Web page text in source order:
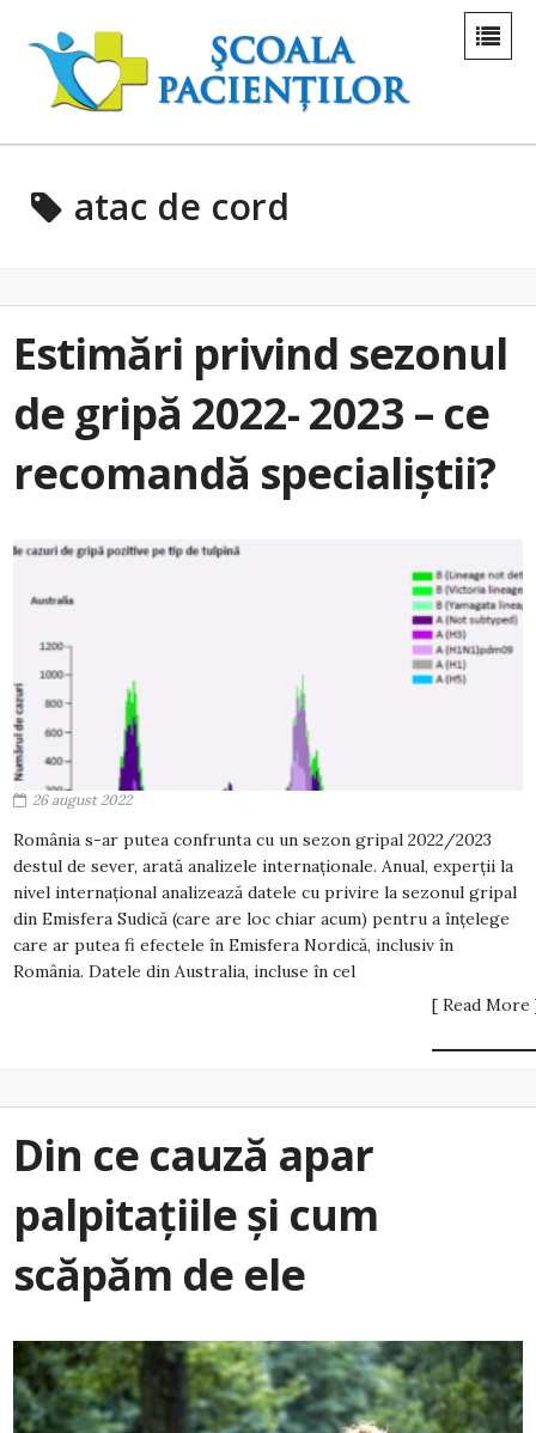
atac de cord
Estimări privind sezonul
de gripă 2022- 2023 – ce
recomandă specialiștii?
26 august 2022
România s-ar putea confrunta cu un sezon gripal 2022/2023
destul de sever, arată analizele internaționale. Anual, experții la
nivel internațional analizează datele cu privire la sezonul gripal
din Emisfera Sudică (care are loc chiar acum) pentru a înțelege
care ar putea fi efectele în Emisfera Nordică, inclusiv în
România. Datele din Australia, incluse în cel
[ Read More
Din ce cauză apar
palpitațiile și cum
scăpăm de ele